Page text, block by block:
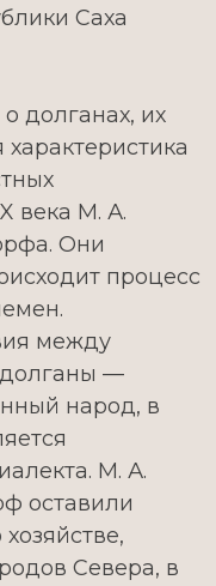
Саха
долганах, их
века М. А.
Они
процесс
между
долганы —
народ, в
М. А.
оставили
Севера, в